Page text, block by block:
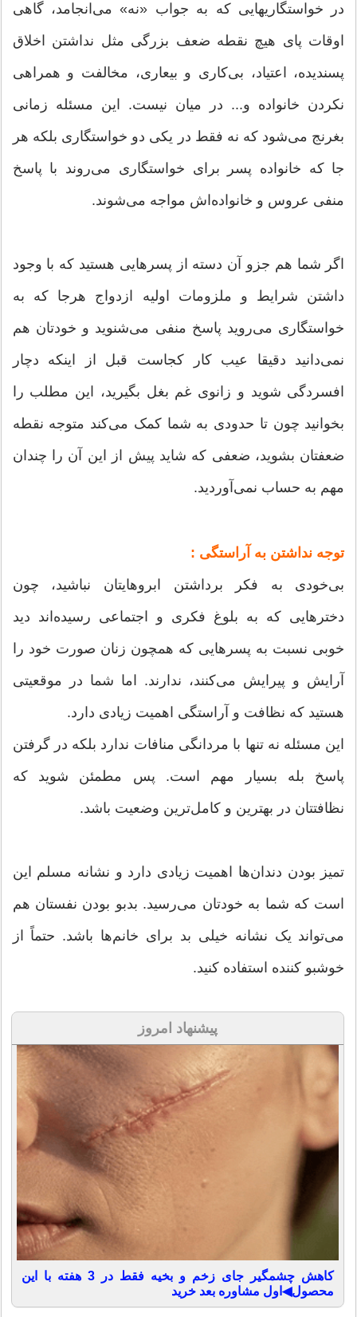
در خواستگاریهایی که به جواب «نه» می‌انجامد، گاهی
اوقات پای هیچ نقطه ضعف بزرگی مثل نداشتن اخلاق
پسندیده، اعتیاد، بی‌کاری و بیعاری، مخالفت و همراهی
نکردن خانواده و... در میان نیست. این مسئله زمانی
بغرنج می‌شود که نه فقط در یکی دو خواستگاری بلکه هر
جا که خانواده پسر برای خواستگاری می‌روند با پاسخ
منفی عروس و خانواده‌اش مواجه می‌شوند.
اگر شما هم جزو آن دسته از پسرهایی هستید که با وجود
داشتن شرایط و ملزومات اولیه ازدواج هرجا که به
خواستگاری می‌روید پاسخ منفی می‌شنوید و خودتان هم
نمی‌دانید دقیقا عیب کار کجاست قبل از اینکه دچار
افسردگی شوید و زانوی غم بغل بگیرید، این مطلب را
بخوانید چون تا حدودی به شما کمک می‌کند متوجه نقطه
ضعفتان بشوید، ضعفی که شاید پیش از این آن را چندان
مهم به حساب نمی‌آوردید.
توجه نداشتن به آراستگی :
بی‌خودی به فکر برداشتن ابرو‌هایتان نباشید، چون
دخترهایی که به بلوغ فکری و اجتماعی رسیده‌اند دید
خوبی نسبت به پسرهایی که همچون زنان صورت خود را
آرایش و پیرایش می‌کنند، ندارند. اما شما در موقعیتی
هستید که نظافت و آراستگی اهمیت زیادی دارد.
این مسئله نه تنها با مردانگی منافات ندارد بلکه در گرفتن
پاسخ بله بسیار مهم است. پس مطمئن شوید که
نظافتتان در بهترین و کامل‌ترین وضعیت باشد.
تمیز بودن دندان‌ها اهمیت زیادی دارد و نشانه مسلم این
است که شما به خودتان می‌رسید. بدبو بودن نفستان هم
می‌تواند یک نشانه خیلی بد برای خانم‌ها باشد. حتماً از
خوشبو کننده استفاده کنید.
پیشنهاد امروز
کاهش چشمگیر جای زخم و بخیه فقط در 3 هفته با این
محصول◀اول مشاوره بعد خرید